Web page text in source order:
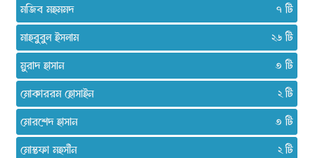
মজিব মহমমদ
৭
মাহবুবুল ইসলাম
২৬
মুরাদ হাসান
৩
মোকাররম হোসাইন
২
মোরশেদ হাসান
৩
মোস্তফা মহসীন
২